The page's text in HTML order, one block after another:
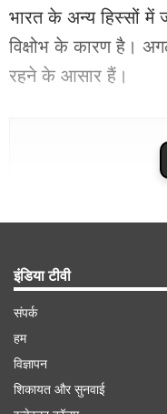
भारत के अन्य हिस्सों में
विक्षोभ के कारण है।
रहने के आसार हैं।
आईएमडी के अनुसार
इंडिया टीवी
संपर्क
हम
विज्ञापन
शिकायत और सुनवाई